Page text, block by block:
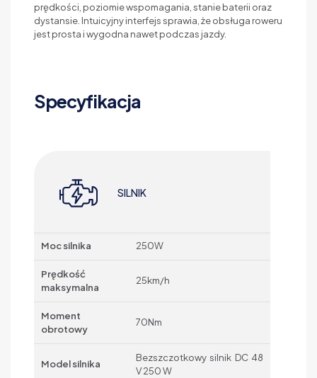
prędkości, poziomie wspomagania, stanie baterii oraz
dystansie. Intuicyjny interfejs sprawia, że obsługa roweru
jest prosta i wygodna nawet podczas jazdy.
Specyfikacja
SILNIK
Moc silnika 250W
Prędkość
maksymalna
25km/h
Moment
obrotowy
70Nm
Model silnika
Bezszczotkowy silnik DC 48
V 250 W